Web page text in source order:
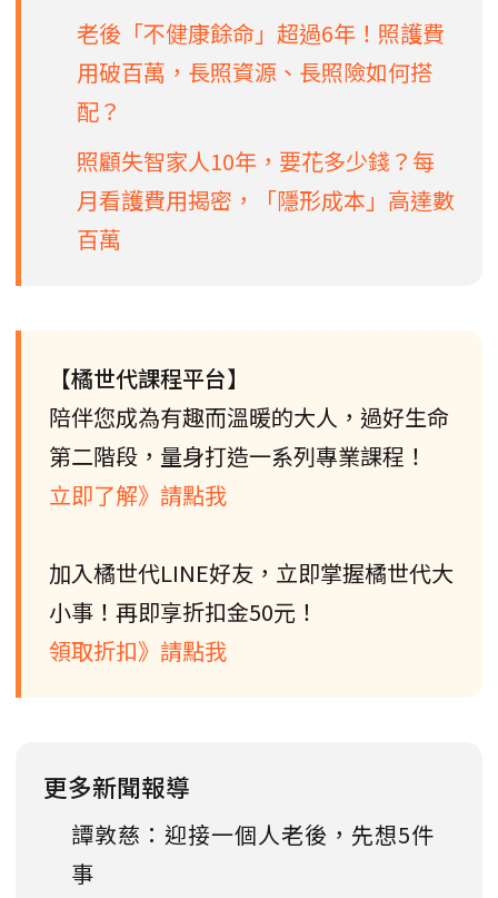
老後「不健康餘命」超過6年！照護費
用破百萬，長照資源、長照險如何搭
配？
照顧失智家人10年，要花多少錢？每
月看護費用揭密，「隱形成本」高達數
百萬
【橘世代課程平台】
陪伴您成為有趣而溫暖的大人，過好生命
第二階段，量身打造一系列專業課程！
立即了解》請點我
加入橘世代LINE好友，立即掌握橘世代大
小事！再即享折扣金50元！
領取折扣》請點我
更多新聞報導
譚敦慈：迎接一個人老後，先想5件
事